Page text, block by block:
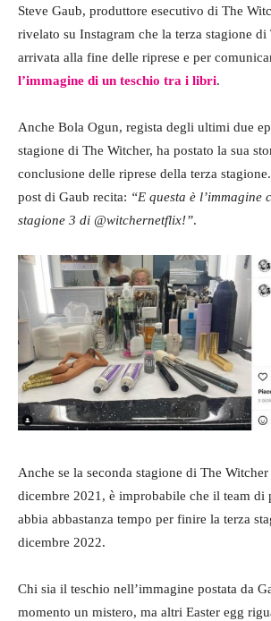
Steve Gaub, produttore esecutivo di The
rivelato su Instagram che la terza stagione di
arrivata alla fine delle riprese e per
l’immagine di un teschio tra i libri.
Anche Bola Ogun, regista degli ultimi due
stagione di The Witcher, ha postato la sua
conclusione delle riprese della terza
post di Gaub recita: “E questa è l’immagine
stagione 3 di @witchernetflix!”.
Anche se la seconda stagione di The
dicembre 2021, è improbabile che il team di
abbia abbastanza tempo per finire la terza
dicembre 2022.
Chi sia il teschio nell’immagine postata da
momento un mistero, ma altri Easter egg